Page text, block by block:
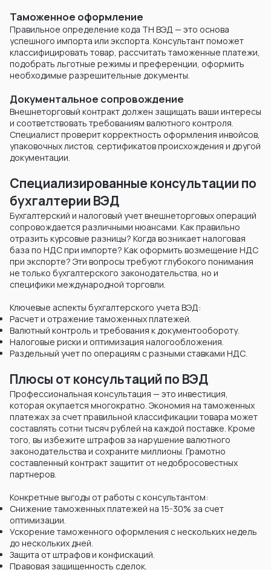
Таможенное оформление
Правильное определение кода ТН ВЭД — это основа
успешного импорта или экспорта. Консультант поможет
классифицировать товар, рассчитать таможенные платежи,
подобрать льготные режимы и преференции, оформить
необходимые разрешительные документы.
Документальное сопровождение
Внешнеторговый контракт должен защищать ваши интересы
и соответствовать требованиям валютного контроля.
Специалист проверит корректность оформления инвойсов,
упаковочных листов, сертификатов происхождения и другой
документации.
Специализированные консультации по
бухгалтерии ВЭД
Бухгалтерский и налоговый учет внешнеторговых операций
сопровождается различными нюансами. Как правильно
отразить курсовые разницы? Когда возникает налоговая
база по НДС при импорте? Как оформить возмещение НДС
при экспорте? Эти вопросы требуют глубокого понимания
не только бухгалтерского законодательства, но и
специфики международной торговли.
Ключевые аспекты бухгалтерского учета ВЭД:
Расчет и отражение таможенных платежей.
Валютный контроль и требования к документообороту.
Налоговые риски и оптимизация налогообложения.
Раздельный учет по операциям с разными ставками НДС.
Плюсы от консультаций по ВЭД
Профессиональная консультация — это инвестиция,
которая окупается многократно. Экономия на таможенных
платежах за счет правильной классификации товара может
составлять сотни тысяч рублей на каждой поставке. Кроме
того, вы избежите штрафов за нарушение валютного
законодательства и сохраните миллионы. Грамотно
составленный контракт защитит от недобросовестных
партнеров.
Конкретные выгоды от работы с консультантом:
Снижение таможенных платежей на 15-30% за счет
оптимизации.
Ускорение таможенного оформления с нескольких недель
до нескольких дней.
Защита от штрафов и конфискаций.
Правовая защищенность сделок.